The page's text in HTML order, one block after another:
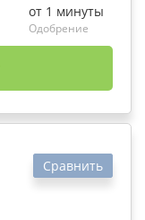
от 1 минуты
Одобрение
Сравнить